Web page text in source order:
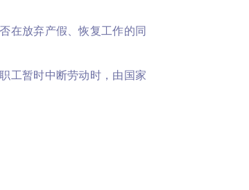
在放弃产假、恢复工作的同
工暂时中断劳动时，由国家